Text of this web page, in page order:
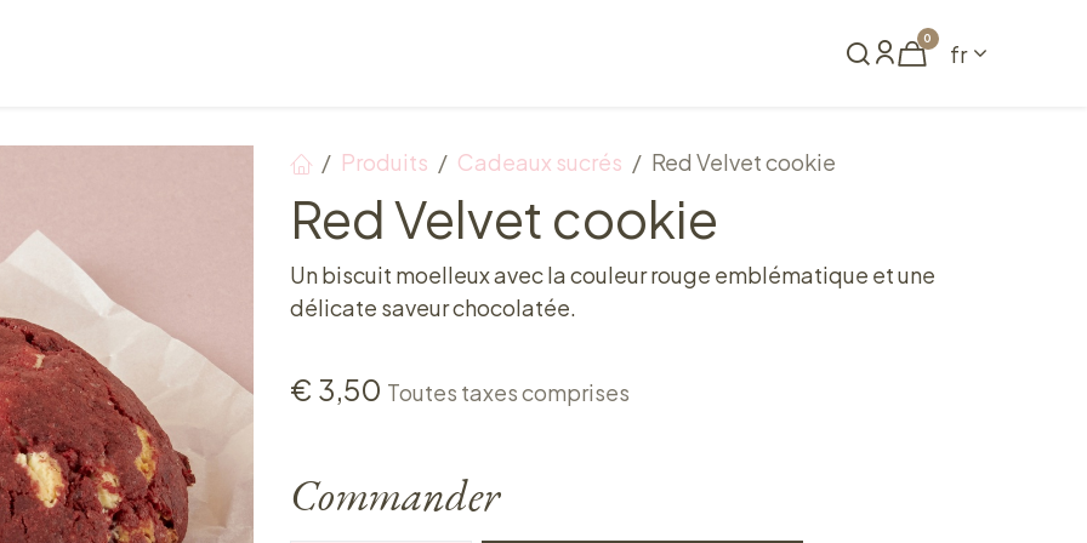
0
fr
Produits Cadeaux sucrés Red Velvet cookie
Red Velvet cookie
Un biscuit moelleux avec la couleur rouge emblématique et une
délicate saveur chocolatée.
€ 3,50 Toutes taxes comprises
Commander